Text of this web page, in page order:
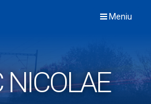
Meniu
NICOLAE